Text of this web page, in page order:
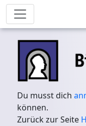
Du musst dich
können.
Zurück zur Seite